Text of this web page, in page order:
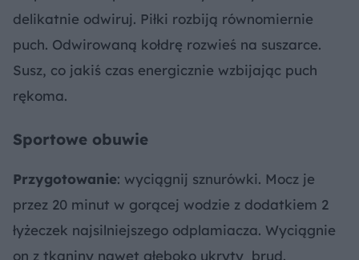
delikatnie odwiruj. Piłki rozbiją równomiernie
puch. Odwirowaną kołdrę rozwieś na suszarce.
Susz, co jakiś czas energicznie wzbijając puch
rękoma.
Sportowe obuwie
Przygotowanie: wyciągnij sznurówki. Mocz je
przez 20 minut w gorącej wodzie z dodatkiem 2
łyżeczek najsilniejszego odplamiacza. Wyciągnie
on z tkaniny nawet głęboko ukryty brud.